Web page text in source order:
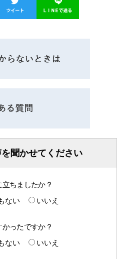
聞かせてください
ちましたか？
ない いいえ
ったですか？
ない いいえ